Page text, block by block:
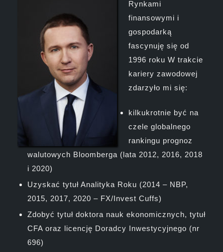
Rynkami
finansowymi i
gospodarką
fascynuję się od
1996 roku W trakcie
kariery zawodowej
zdarzyło mi się:
kilkukrotnie być na
czele globalnego
rankingu prognoz
walutowych Bloomberga (lata 2012, 2016, 2018
i 2020)
Uzyskać tytuł Analityka Roku (2014 – NBP,
2015, 2017, 2020 – FX/Invest Cuffs)
Zdobyć tytuł doktora nauk ekonomicznych, tytuł
CFA oraz licencję Doradcy Inwestycyjnego (nr
696)